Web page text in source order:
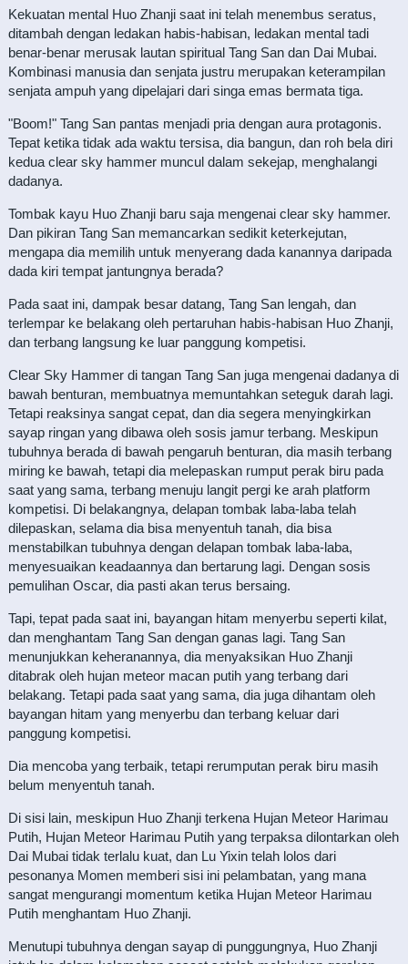
Kekuatan mental Huo Zhanji saat ini telah menembus seratus,
ditambah dengan ledakan habis-habisan, ledakan mental tadi
benar-benar merusak lautan spiritual Tang San dan Dai Mubai.
Kombinasi manusia dan senjata justru merupakan keterampilan
senjata ampuh yang dipelajari dari singa emas bermata tiga.
"Boom!" Tang San pantas menjadi pria dengan aura protagonis.
Tepat ketika tidak ada waktu tersisa, dia bangun, dan roh bela diri
kedua clear sky hammer muncul dalam sekejap, menghalangi
dadanya.
Tombak kayu Huo Zhanji baru saja mengenai clear sky hammer.
Dan pikiran Tang San memancarkan sedikit keterkejutan,
mengapa dia memilih untuk menyerang dada kanannya daripada
dada kiri tempat jantungnya berada?
Pada saat ini, dampak besar datang, Tang San lengah, dan
terlempar ke belakang oleh pertaruhan habis-habisan Huo Zhanji,
dan terbang langsung ke luar panggung kompetisi.
Clear Sky Hammer di tangan Tang San juga mengenai dadanya di
bawah benturan, membuatnya memuntahkan seteguk darah lagi.
Tetapi reaksinya sangat cepat, dan dia segera menyingkirkan
sayap ringan yang dibawa oleh sosis jamur terbang. Meskipun
tubuhnya berada di bawah pengaruh benturan, dia masih terbang
miring ke bawah, tetapi dia melepaskan rumput perak biru pada
saat yang sama, terbang menuju langit pergi ke arah platform
kompetisi. Di belakangnya, delapan tombak laba-laba telah
dilepaskan, selama dia bisa menyentuh tanah, dia bisa
menstabilkan tubuhnya dengan delapan tombak laba-laba,
menyesuaikan keadaannya dan bertarung lagi. Dengan sosis
pemulihan Oscar, dia pasti akan terus bersaing.
Tapi, tepat pada saat ini, bayangan hitam menyerbu seperti kilat,
dan menghantam Tang San dengan ganas lagi. Tang San
menunjukkan keheranannya, dia menyaksikan Huo Zhanji
ditabrak oleh hujan meteor macan putih yang terbang dari
belakang. Tetapi pada saat yang sama, dia juga dihantam oleh
bayangan hitam yang menyerbu dan terbang keluar dari
panggung kompetisi.
Dia mencoba yang terbaik, tetapi rerumputan perak biru masih
belum menyentuh tanah.
Di sisi lain, meskipun Huo Zhanji terkena Hujan Meteor Harimau
Putih, Hujan Meteor Harimau Putih yang terpaksa dilontarkan oleh
Dai Mubai tidak terlalu kuat, dan Lu Yixin telah lolos dari
pesonanya Momen memberi sisi ini pelambatan, yang mana
sangat mengurangi momentum ketika Hujan Meteor Harimau
Putih menghantam Huo Zhanji.
Menutupi tubuhnya dengan sayap di punggungnya, Huo Zhanji